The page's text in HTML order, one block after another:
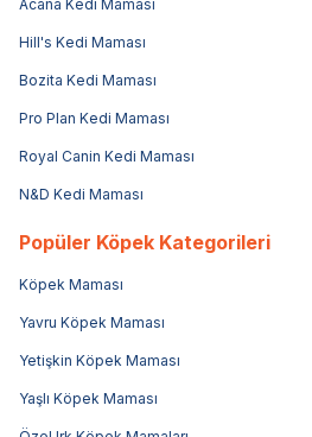
Acana Kedi Maması
Hill's Kedi Maması
Bozita Kedi Maması
Pro Plan Kedi Maması
Royal Canin Kedi Maması
N&D Kedi Maması
Popüler Köpek Kategorileri
Köpek Maması
Yavru Köpek Maması
Yetişkin Köpek Maması
Yaşlı Köpek Maması